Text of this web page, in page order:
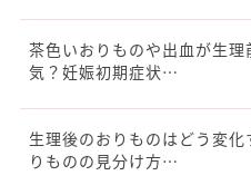
茶色いおりものや出血が生
気？妊娠初期症状…
生理後のおりものはどう変
りものの見分け方…